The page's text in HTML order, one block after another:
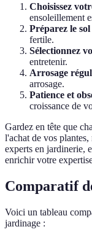
Choisissez
ensoleillement
Préparez le sol
fertile.
Sélectionnez
entretenir.
Arrosage
arrosage.
Patience et
croissance de
Gardez en tête que
l'achat de vos plantes,
experts en jardinerie,
enrichir votre
Comparatif
Voici un tableau
jardinage :